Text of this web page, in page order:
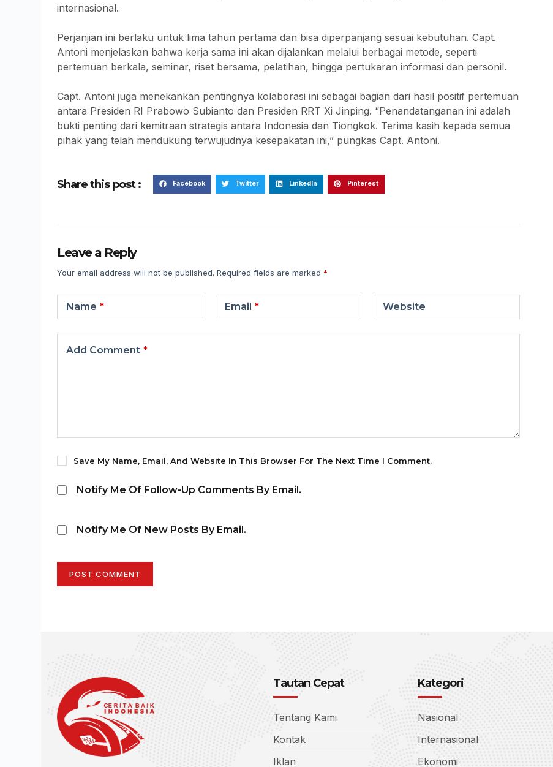
internasional.
Perjanjian ini berlaku untuk lima tahun pertama dan bisa diperpanjang sesuai kebutuhan. Capt.
Antoni menjelaskan bahwa kerja sama ini akan dijalankan melalui berbagai metode, seperti
pertemuan berkala, seminar, riset bersama, pelatihan, hingga pertukaran informasi dan personil.
Capt. Antoni juga menekankan pentingnya kolaborasi ini sebagai bagian dari hasil positif pertemuan
antara Presiden RI Prabowo Subianto dan Presiden RRT Xi Jinping. “Penandatanganan ini adalah
bukti penting dari kemitraan strategis antara Indonesia dan Tiongkok. Terima kasih kepada semua
pihak yang telah mendukung terwujudnya kesepakatan ini,” pungkas Capt. Antoni.
Share this post : Facebook Twitter LinkedIn Pinterest
Leave a Reply
Your email address will not be published. Required fields are marked *
Name * Email * Website
Add Comment *
Save My Name, Email, And Website In This Browser For The Next Time I Comment.
Notify Me Of Follow-Up Comments By Email.
Notify Me Of New Posts By Email.
POST COMMENT
Tautan Cepat
Tentang Kami
Kontak
Iklan
Kategori
Nasional
Internasional
Ekonomi